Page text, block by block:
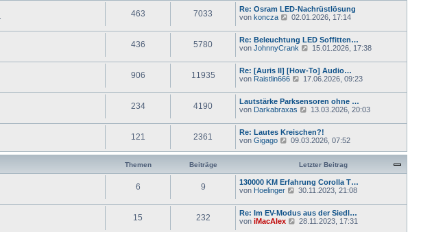
g
i
t
r
a
g
r
B
i
t
r
a
g
u
e
s
r
B
i
t
r
a
g
463 7033
Re: Osram LED-Nachrüstlösung
von koncza
N
u
e
s
r
B
i
t
r
a
g
02.01.2026, 17:14
436 5780
Re: Beleuchtung LED Soffitten…
von JohnnyCrank
N
u
e
s
r
B
i
t
r
a
g
15.01.2026, 17:38
906 11935
Re: [Auris II] [How-To] Audio…
von Raistlin666
N
u
e
s
r
B
e
t
r
a
g
17.06.2026, 09:23
234 4190
Lautstärke Parksensoren ohne …
von Darkabraxas
N
u
e
s
t
r
B
e
i
r
a
g
13.03.2026, 20:03
121 2361
Re: Lautes Kreischen?!
von Gigago
N
u
s
t
e
B
e
i
09.03.2026, 07:52
Themen Beiträge Letzter Beitrag
6 9
130000 KM Erfahrung Corolla T…
von Hoelinger
N
u
e
s
30.11.2023, 21:08
15 232
Re: Im EV-Modus aus der Siedl…
von iMacAlex
N28.11.2023, 17:31